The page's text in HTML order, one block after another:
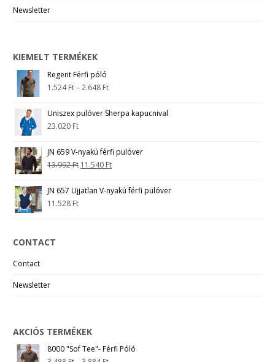
Newsletter
KIEMELT TERMÉKEK
Regent Férfi póló
1.524Ft–2.648 Ft
Uniszex pulóver Sherpa kapucnival
23.020 Ft
JN 659 V-nyakú férfi pulóver
13.992Ft 11.540 Ft
JN 657 Ujjatlan V-nyakú férfi pulóver
11.528 Ft
CONTACT
Contact
Newsletter
AKCIÓS TERMÉKEK
8000 "Sof Tee"- Férfi Póló